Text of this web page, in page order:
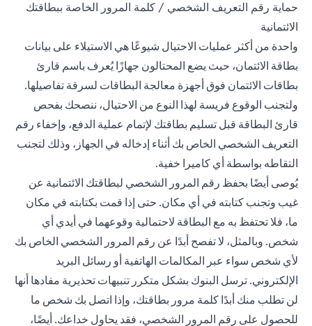
حماية رقم التعريف الشخصي / كلمة المرور الخاصة ببطاقتك
الائتمانية
واحدة من أكثر عمليات الاحتيال شيوعًا هي الاستيلاء على بيانات
بطاقة الائتمان، حيث يضع المحتالون جهازًا يُعرف باسم قارئ
بطاقات الائتمان فوق أجهزة معالجة البطاقات لسرقة تفاصيلها.
ولتجنب الوقوع فريسة لهذا النوع من الاحتيال، ننصحك بفحص
قارئ البطاقة قبل تسليم بطاقتك لإتمام عملية الدفع، وإخفاء رقم
التعريف الشخصي الخاص بك أثناء إدخاله في الجهاز، وذلك لتجنب
التقاطه بواسطة أي كاميرا خفية.
يُوصى أيضًا بحفظ رقم المرور الشخصي لبطاقتك الائتمانية عن
غيب وتجنب كتابته في أي مكان. حتى إذا قمت بكتابته في مكان
ما، فلا تحتفظ به مع البطاقة لاحتمالية وقوعهما في أيدي أي
شخص. وبالمثل، لا تفصح أبدًا عن رقم المرور الشخصي الخاص بك
لأي شخص سواء عبر المكالمات الهاتفية أو رسائل البريد
الإلكتروني. ترسل البنوك بشكل متكرر تنبيهات تحذيرية مفادها أنها
لن تطلب منك أبدًا كلمة مرور بطاقتك، وإذا اتصل بك شخص ما
للحصول على رقم المرور الشخصي، فقد يحاول خداعك. أيضًا،